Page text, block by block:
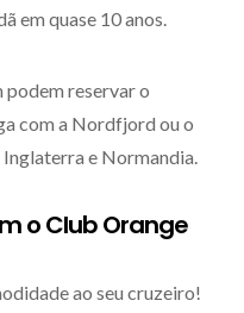
em quase 10 anos.
podem reservar o
com a Nordfjord ou o
e Normandia.
o Club Orange
ao seu cruzeiro!